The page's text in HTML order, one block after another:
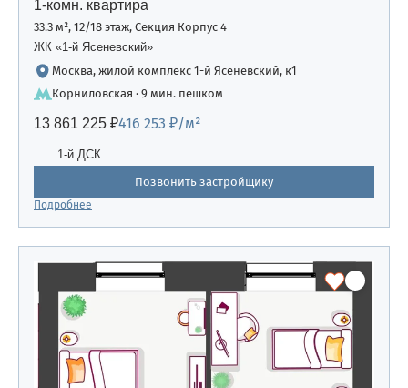
1-комн. квартира
33.3 м², 12/18 этаж, Секция Корпус 4
ЖК «1-й Ясеневский»
Москва, жилой комплекс 1-й Ясеневский, к1
Корниловская · 9 мин. пешком
13 861 225 ₽416 253 ₽/м²
1-й ДСК
Позвонить застройщику
Подробнее